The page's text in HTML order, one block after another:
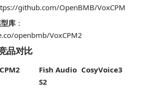
github.com/OpenBMB/VoxCPM
库 ：
openbmb/VoxCPM2
品对比
Fish Audio
S2
CosyVoice3